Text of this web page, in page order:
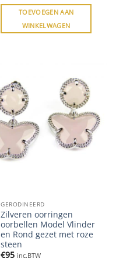
TOEVOEGEN AAN
WINKELWAGEN
GERODINEERD
Zilveren oorringen
oorbellen Model Vlinder
en Rond gezet met roze
steen
€95 inc.BTW